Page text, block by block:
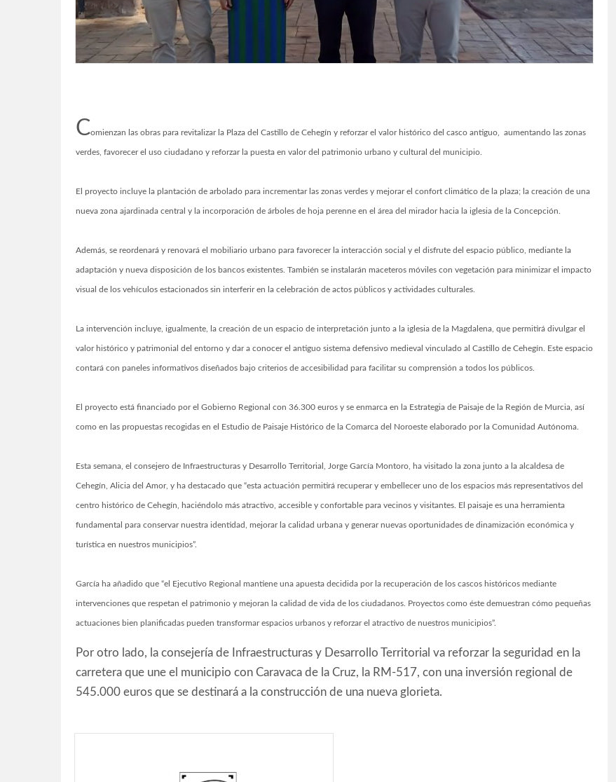
Comienzan las obras para revitalizar la Plaza del Castillo de Cehegín y reforzar el valor histórico del casco antiguo, aumentando las zonas
verdes, favorecer el uso ciudadano y reforzar la puesta en valor del patrimonio urbano y cultural del municipio.
El proyecto incluye la plantación de arbolado para incrementar las zonas verdes y mejorar el confort climático de la plaza; la creación de una
nueva zona ajardinada central y la incorporación de árboles de hoja perenne en el área del mirador hacia la iglesia de la Concepción.
Además, se reordenará y renovará el mobiliario urbano para favorecer la interacción social y el disfrute del espacio público, mediante la
adaptación y nueva disposición de los bancos existentes. También se instalarán maceteros móviles con vegetación para minimizar el impacto
visual de los vehículos estacionados sin interferir en la celebración de actos públicos y actividades culturales.
La intervención incluye, igualmente, la creación de un espacio de interpretación junto a la iglesia de la Magdalena, que permitirá divulgar el
valor histórico y patrimonial del entorno y dar a conocer el antiguo sistema defensivo medieval vinculado al Castillo de Cehegín. Este espacio
contará con paneles informativos diseñados bajo criterios de accesibilidad para facilitar su comprensión a todos los públicos.
El proyecto está financiado por el Gobierno Regional con 36.300 euros y se enmarca en la Estrategia de Paisaje de la Región de Murcia, así
como en las propuestas recogidas en el Estudio de Paisaje Histórico de la Comarca del Noroeste elaborado por la Comunidad Autónoma.
Esta semana, el consejero de Infraestructuras y Desarrollo Territorial, Jorge García Montoro, ha visitado la zona junto a la alcaldesa de
Cehegín, Alicia del Amor, y ha destacado que “esta actuación permitirá recuperar y embellecer uno de los espacios más representativos del
centro histórico de Cehegín, haciéndolo más atractivo, accesible y confortable para vecinos y visitantes. El paisaje es una herramienta
fundamental para conservar nuestra identidad, mejorar la calidad urbana y generar nuevas oportunidades de dinamización económica y
turística en nuestros municipios”.
García ha añadido que “el Ejecutivo Regional mantiene una apuesta decidida por la recuperación de los cascos históricos mediante
intervenciones que respetan el patrimonio y mejoran la calidad de vida de los ciudadanos. Proyectos como éste demuestran cómo pequeñas
actuaciones bien planificadas pueden transformar espacios urbanos y reforzar el atractivo de nuestros municipios”.
Por otro lado, la consejería de Infraestructuras y Desarrollo Territorial va reforzar la seguridad en la
carretera que une el municipio con Caravaca de la Cruz, la RM-517, con una inversión regional de
545.000 euros que se destinará a la construcción de una nueva glorieta.